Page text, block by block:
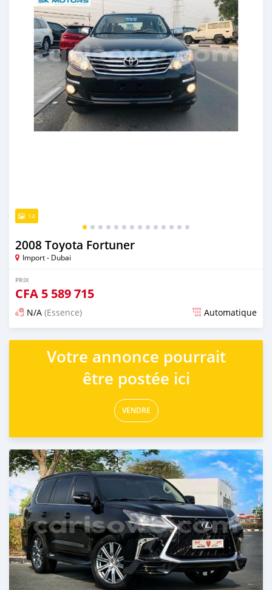
14
2008 Toyota Fortuner
Import - Dubai
PRIX
CFA 5 589 715
N/A (Essence) Automatique
Publié il y a presque 6 ans
Votre annonce pourrait
être postée ici
VENDRE